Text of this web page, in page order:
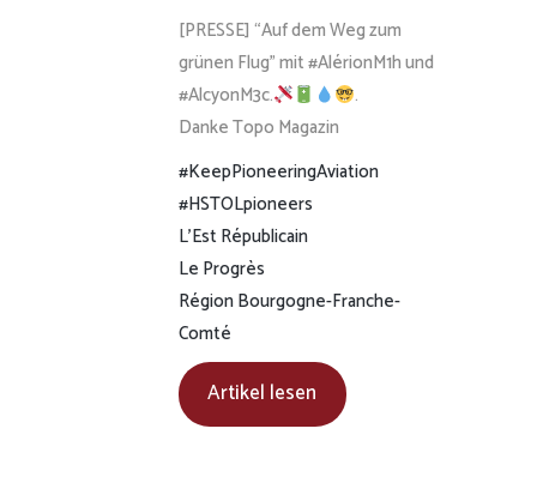
[PRESSE] “Auf dem Weg zum
grünen Flug” mit #AlérionM1h und
#AlcyonM3c.
.
Danke Topo Magazin
#KeepPioneeringAviation
#HSTOLpioneers
L’Est Républicain
Le Progrès
Région Bourgogne-Franche-
Comté
Artikel lesen